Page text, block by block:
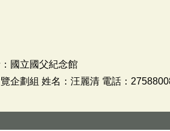
國立國父紀念館
企劃組 姓名：汪麗清 電話：